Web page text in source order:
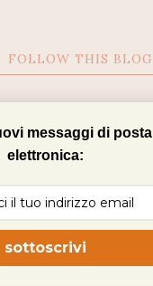
FOLLOW THIS BLOG
messaggi di posta
elettronica:
sottoscrivi